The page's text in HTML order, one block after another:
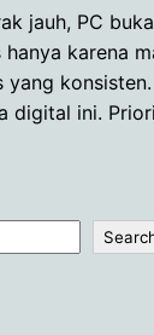
jauh, PC
hanya karena
digital ini.